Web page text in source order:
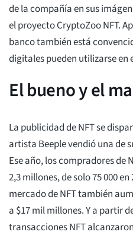
de la compañía en sus
el proyecto CryptoZoo NFT.
banco también está
digitales pueden utilizarse en
El bueno y el
La publicidad de NFT se
artista Beeple vendió una de
Ese año, los compradores de
2,3 millones, de solo 75 000
mercado de NFT también
a $17 mil millones. Y a partir
transacciones NFT